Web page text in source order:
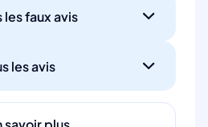
faux avis
les avis